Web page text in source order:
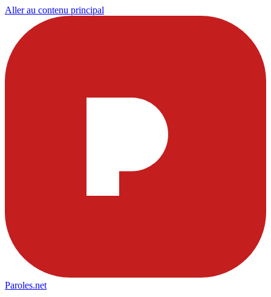
Aller au contenu principal
Paroles.net